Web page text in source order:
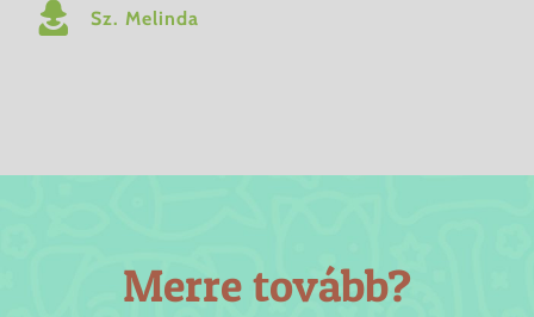
Sz. Melinda
Merretovább?